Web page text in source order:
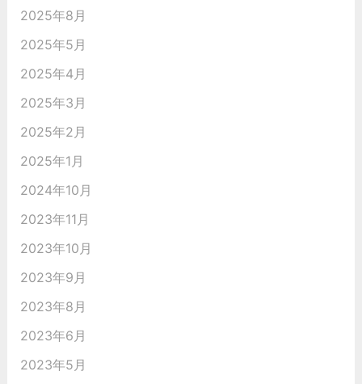
2025年8月
2025年5月
2025年4月
2025年3月
2025年2月
2025年1月
2024年10月
2023年11月
2023年10月
2023年9月
2023年8月
2023年6月
2023年5月